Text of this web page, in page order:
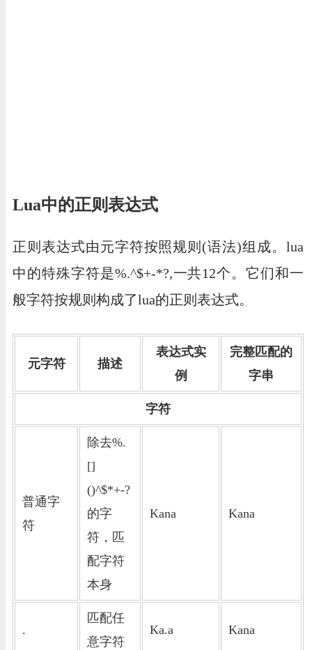
Lua中的正则表达式
正则表达式由元字符按照规则(语法)组成。lua
中的特殊字符是%.^$+-*?,一共12个。它们和一
般字符按规则构成了lua的正则表达式。
元字符 描述
表达式实
例
完整匹配的
字串
字符
普通字
符
除去%.
[]
()^$*+-?
的字
符，匹
配字符
本身
Kana Kana
.
匹配任
意字符
Ka.a Kana